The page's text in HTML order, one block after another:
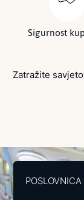
Sigurnost
Zatražite
POSLOVNICA